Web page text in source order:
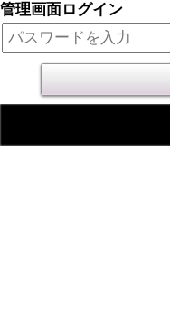
管理画面ログイン